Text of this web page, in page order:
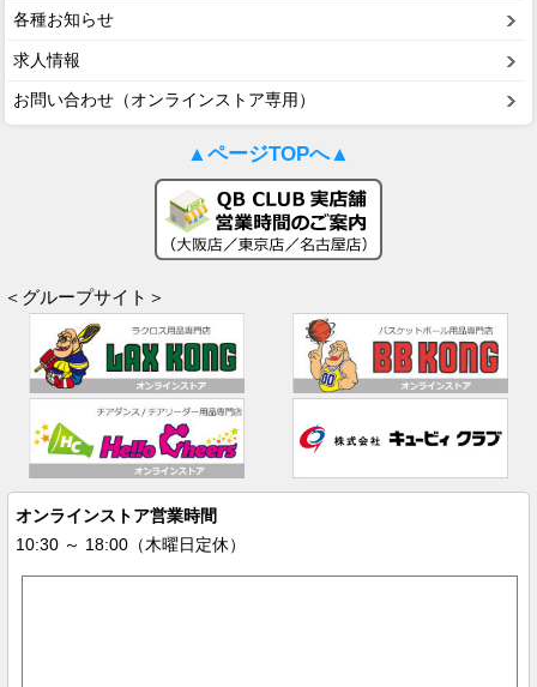
各種お知らせ
求人情報
お問い合わせ（オンラインストア専用）
▲ページTOPへ▲
＜グループサイト＞
オンラインストア営業時間
10:30 ～ 18:00（木曜日定休）